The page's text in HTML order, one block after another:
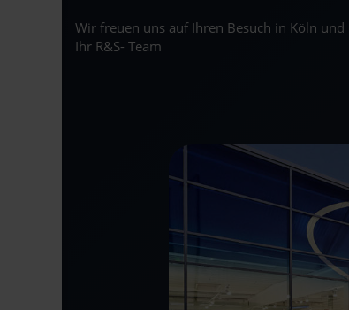
Wir freuen uns auf Ihren Besuch in Köln und
Ihr R&S- Team